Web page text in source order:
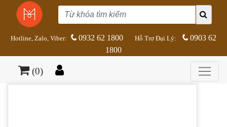
Hotline, Zalo, Viber: 0932 62 1800 Hỗ Trợ Đại Lý:
0903 62
1800
(0)